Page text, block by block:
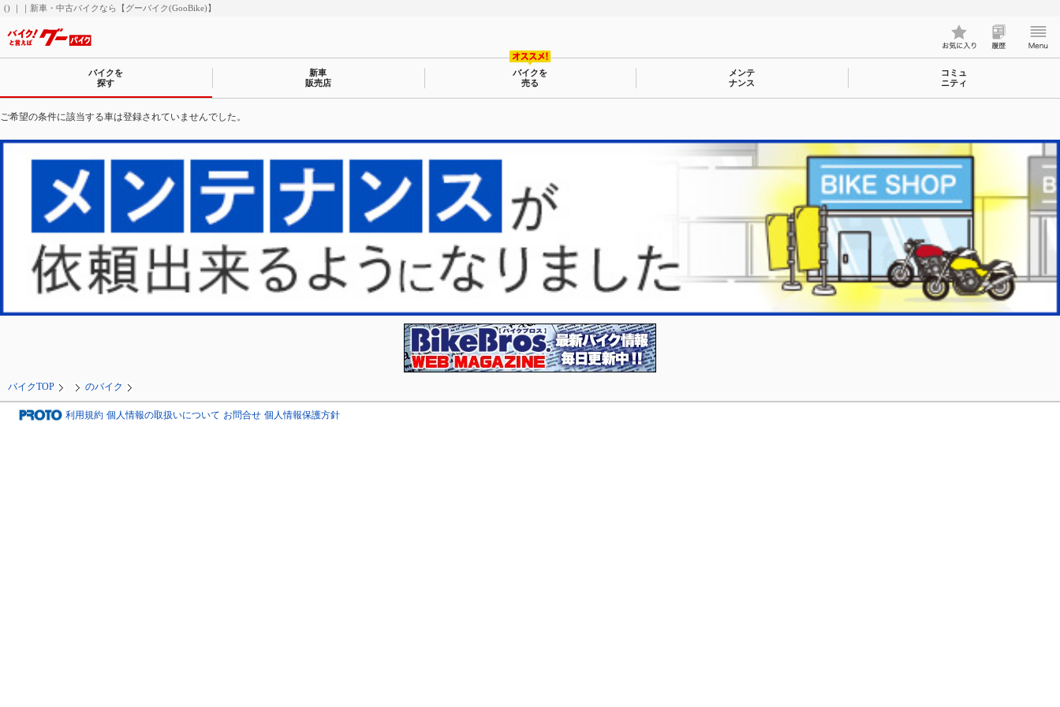
() ｜｜新車・中古バイクなら【グーバイク(GooBike)】
バイクを
探す
新車
販売店
バイクを
売る
メンテ
ナンス
コミュ
ニティ
ご希望の条件に該当する車は登録されていませんでした。
バイクTOP のバイク
利用規約 個人情報の取扱いについて お問合せ 個人情報保護方針